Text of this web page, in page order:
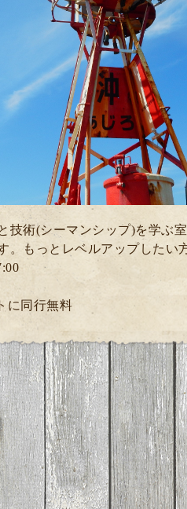
技術(シーマンシップ)を学ぶ室
。
もっとレベルアップしたい
に同行無料